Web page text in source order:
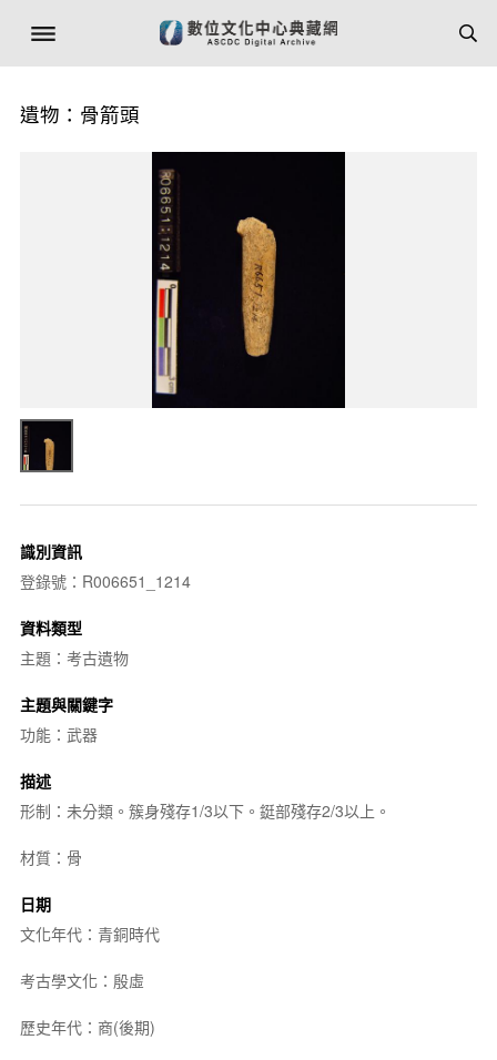
遺物：骨箭頭
識別資訊
登錄號：R006651_1214
資料類型
主題：考古遺物
主題與關鍵字
功能：武器
描述
形制：未分類。簇身殘存1/3以下。鋌部殘存2/3以上。
材質：骨
日期
文化年代：青銅時代
考古學文化：殷虛
歷史年代：商(後期)